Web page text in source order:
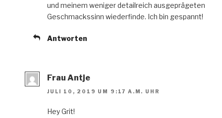
und meinem weniger detailreich ausgeprägeten
Geschmackssinn wiederfinde. Ich bin gespannt!
Antworten
Frau Antje
JULI 10, 2019 UM 9:17 A.M. UHR
Hey Grit!